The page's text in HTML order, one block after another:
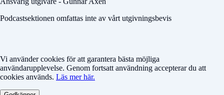
Podcastsektionen omfattas inte av vårt utgivningsbevis
Vi använder cookies för att garantera bästa möjliga
användarupplevelse. Genom fortsatt användning accepterar du att
cookies används. Läs mer här.